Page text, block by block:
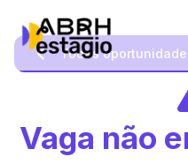
Todas
Vaga não